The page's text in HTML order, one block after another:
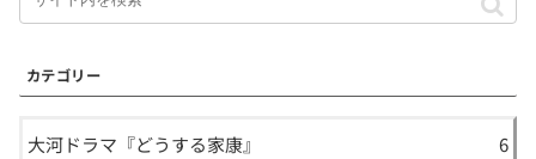
カテゴリー
大河ドラマ『どうする家康』 6